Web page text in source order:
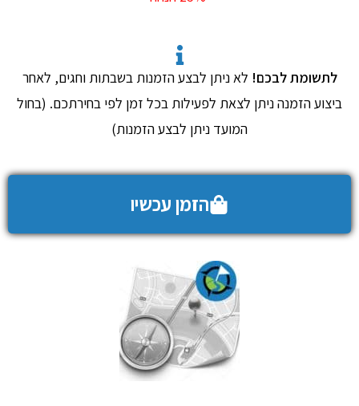
לתשומת לבכם! לא ניתן לבצע הזמנות בשבתות וחגים, לאחר
ביצוע הזמנה ניתן לצאת לפעילות בכל זמן לפי בחירתכם. (בחול
המועד ניתן לבצע הזמנות)
הזמן עכשיו